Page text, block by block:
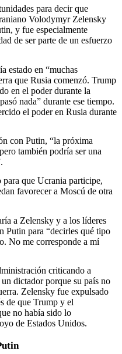
para decir que
Volodymyr Zelensky
y fue especialmente
de ser parte de un esfuerzo
estado en “muchas
que Rusia comenzó. Trump
en el poder durante la
nada” durante ese tiempo.
el poder en Rusia durante
con Putin, “la próxima
también podría ser una
para que Ucrania participe,
favorecer a Moscú de otra
a Zelensky y a los líderes
Putin para “decirles qué tipo
No me corresponde a mí
criticando a
dictador porque su país no
Zelensky fue expulsado
de que Trump y el
no había sido lo
de Estados Unidos.